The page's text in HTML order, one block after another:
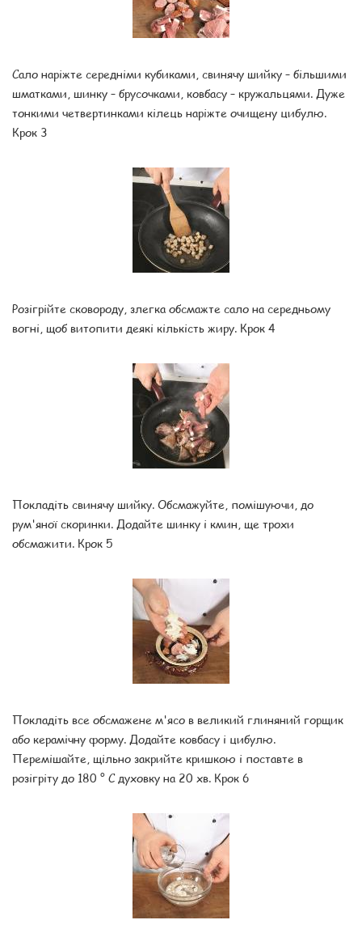
Сало наріжте середніми кубиками, свинячу шийку – більшими
шматками, шинку – брусочками, ковбасу – кружальцями. Дуже
тонкими четвертинками кілець наріжте очищену цибулю.
Крок 3
Розігрійте сковороду, злегка обсмажте сало на середньому
вогні, щоб витопити деякі кількість жиру. Крок 4
Покладіть свинячу шийку. Обсмажуйте, помішуючи, до
рум'яної скоринки. Додайте шинку і кмин, ще трохи
обсмажити. Крок 5
Покладіть все обсмажене м'ясо в великий глиняний горщик
або керамічну форму. Додайте ковбасу і цибулю.
Перемішайте, щільно закрийте кришкою і поставте в
розігріту до 180 ° С духовку на 20 хв. Крок 6